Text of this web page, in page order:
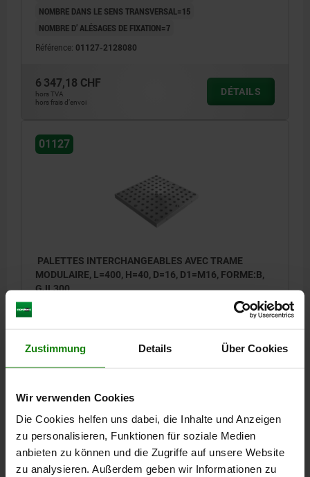
Zustimmung Details Über Cookies
Wir verwenden Cookies
Die Cookies helfen uns dabei, die Inhalte und Anzeigen
zu personalisieren, Funktionen für soziale Medien
anbieten zu können und die Zugriffe auf unsere Website
zu analysieren. Außerdem geben wir Informationen zu
NOMBRE DANS LE SENS TRANSVERSAL=15
NOMBRE D’ ALÉSAGES DE FIXATION=7
Référence: 01127-2128080
6 347,18 CHF
hors TVA
hors frais d’envoi
DÉTAILS
01127
PALETTES INTERCHANGEABLES AVEC TRAME
MODULAIRE, L=400, H=40, D=16, D1=M16, FORME:B,
GJL300
FILETAGE=M16
NOMBRE DE TRAMES MODULAIRES=58
NOMBRE DANS LE SENS LONGITUDINAL=7
NOMBRE D’ ALÉSAGES DE FIXATION=5
Référence: 01127-2164040
1 881,49 CHF
hors TVA
hors frais d’envoi